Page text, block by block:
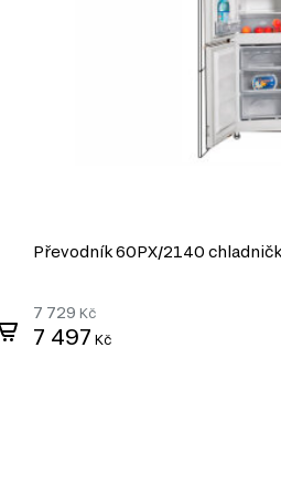
Převodník 60PХ/2140
7 729 Kč
7 497 Kč